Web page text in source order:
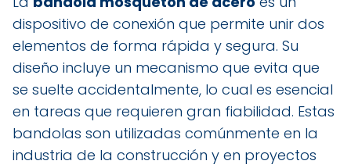
dispositivo de conexión que permite unir dos
elementos de forma rápida y segura. Su
diseño incluye un mecanismo que evita que
se suelte accidentalmente, lo cual es esencial
en tareas que requieren gran fiabilidad. Estas
bandolas son utilizadas comúnmente en la
industria de la construcción y en proyectos